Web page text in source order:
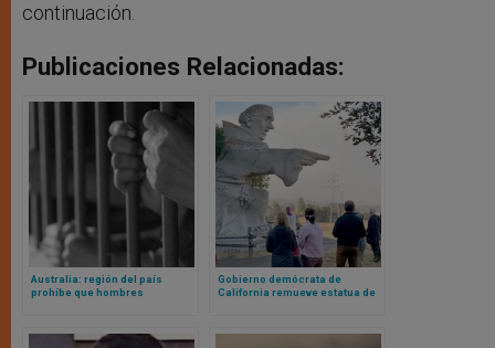
continuación.
Publicaciones Relacionadas:
Australia: región del país
prohíbe que hombres
cárceles destinadas a mujeres
de verdad
Gobierno demócrata de
California remueve estatua de
arzobispo de San Francisco